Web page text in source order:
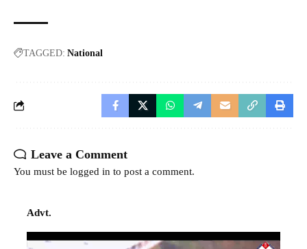
TAGGED: National
Leave a Comment
You must be logged in to post a comment.
Advt.
Video